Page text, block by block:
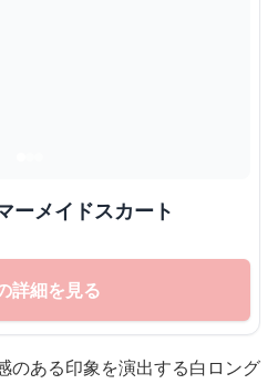
ーメイドスカート
詳細を見る
のある印象を演出する白ロング